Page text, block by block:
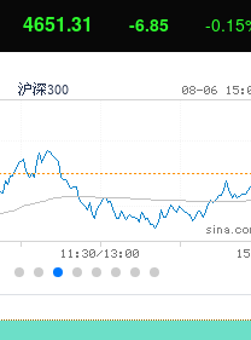
1122.88 3.42 0.30%